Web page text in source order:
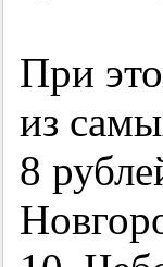
При
из
8